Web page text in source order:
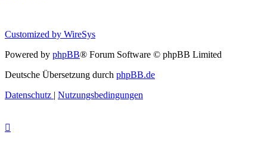
Customized by WireSys
Powered by phpBB® Forum Software © phpBB Limited
Deutsche Übersetzung durch phpBB.de
Datenschutz | Nutzungsbedingungen